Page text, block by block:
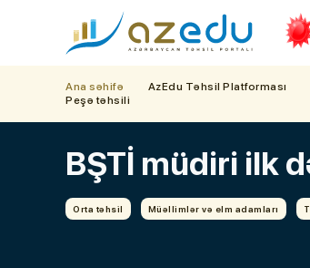
Ana səhifə AzEdu Təhsil Platforması
Peşə təhsili
BŞTİ müdiri ilk
Orta təhsil Müəllimlər və elm adamları